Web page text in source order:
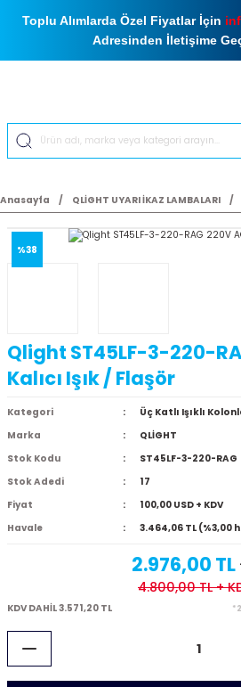
Toplu Alımlarda Özel Fiyatlar İçin
Adresinden İletişime
Anasayfa QLİGHT UYARI İKAZ LAMBALARI
%38
Qlight ST45LF-3-220-
Kalıcı Işık / Flaşör
Kategori
Üç Katlı Işıklı
Marka
QLİGHT
Stok Kodu
ST45LF-3-220-RAG
Stok Adedi
17
Fiyat
100,00 USD + KDV
Havale
3.464,06 TL (%3,00
2.976,00 TL
4.800,00 TL+
KDV DAHİL 3.571,20 TL